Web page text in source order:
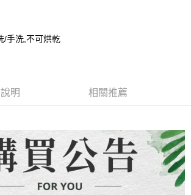
帳單，「大哥付你分期」於每月結算日後寄送繳費提
單後，可選擇「超商條碼／台灣大直營門市／銀行轉
哥大股份有限公司」（以下簡稱本公司）所提供，讓
本服務購買商品或服務，並由商店將買賣／分期付款
或地址）提供予台灣大哥大進項蒐集、處理及利用，
分期帳單所需資料之確認、核對及更正。
詳閱以下連結： https://oppay.tw/userRule
／服務後，再付款。
結帳流程】
AFTEE先享後付」後，將跳轉至「AFTEE先享後付」
成當下不需立刻繳費，但若您需要取消訂單，請聯絡
需取消欲退款等相關疑問，請聯繫「AFTEE先享後付
netprotections.freshdesk.com/support/home
份有限公司提供之「AFTEE先享後付」服務完成之交
範圍內提供個人資料，並將交易相關給付款項請求債
含以上)免運費
含以上)免運費
查看運費
/手洗,不可烘乾
明 相關推薦